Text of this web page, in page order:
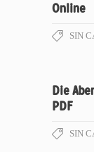
Online
SIN
Die
PDF
SIN